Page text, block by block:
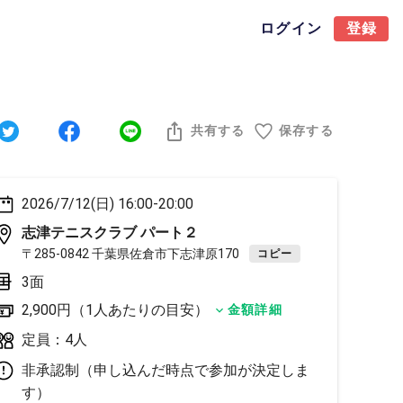
ログイン 登録
共有する 保存する
2026/7/12(日) 16:00-20:00
志津テニスクラブ パート２
〒285-0842 千葉県佐倉市下志津原170 コピー
3面
2,900円（1人あたりの目安）
金額詳細
定員：4人
非承認制（申し込んだ時点で参加が決定しま
す）